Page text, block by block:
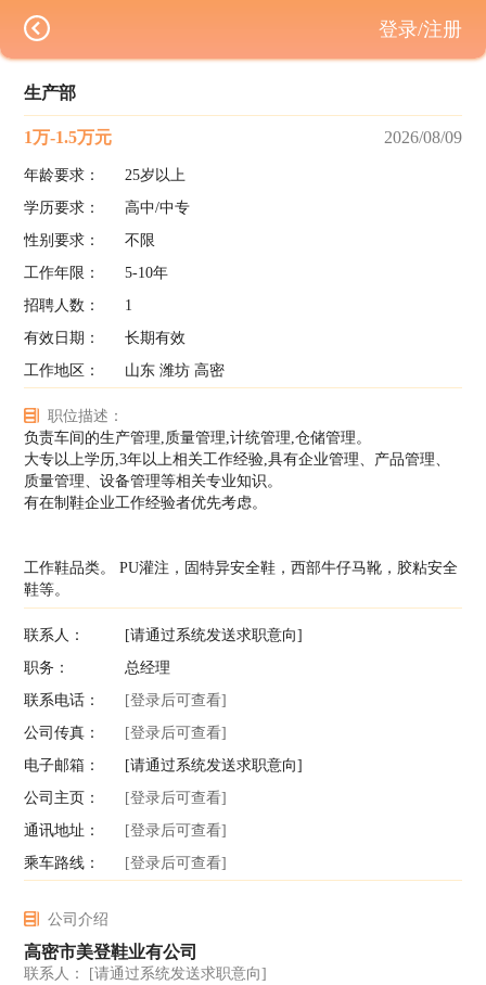
生产部
1万-1.5万元 2026/08/09
年龄要求：
25岁以上
学历要求：
高中/中专
性别要求：
不限
工作年限：
5-10年
招聘人数：
1
有效日期：
长期有效
工作地区：
山东 潍坊 高密
职位描述：
负责车间的生产管理,质量管理,计统管理,仓储管理。
大专以上学历,3年以上相关工作经验,具有企业管理、产品管理、
质量管理、设备管理等相关专业知识。
有在制鞋企业工作经验者优先考虑。
工作鞋品类。 PU灌注，固特异安全鞋，西部牛仔马靴，胶粘安全
鞋等。
联系人：
[请通过系统发送求职意向]
职务：
总经理
联系电话：
[登录后可查看]
公司传真：
[登录后可查看]
电子邮箱：
[请通过系统发送求职意向]
公司主页：
[登录后可查看]
通讯地址：
[登录后可查看]
乘车路线：
[登录后可查看]
公司介绍
高密市美登鞋业有公司
联系人：
[请通过系统发送求职意向]
登录/注册